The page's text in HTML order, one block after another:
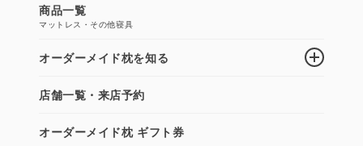
商品一覧
マットレス・その他寝具
オーダーメイド枕を知る
店舗一覧・来店予約
オーダーメイド枕 ギフト券